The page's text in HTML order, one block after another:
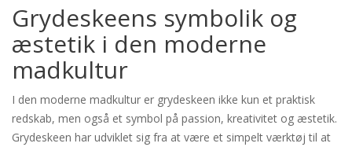
Grydeskeens symbolik og
æstetik i den moderne
madkultur
I den moderne madkultur er grydeskeen ikke kun et praktisk
redskab, men også et symbol på passion, kreativitet og æstetik.
Grydeskeen har udviklet sig fra at være et simpelt værktøj til at